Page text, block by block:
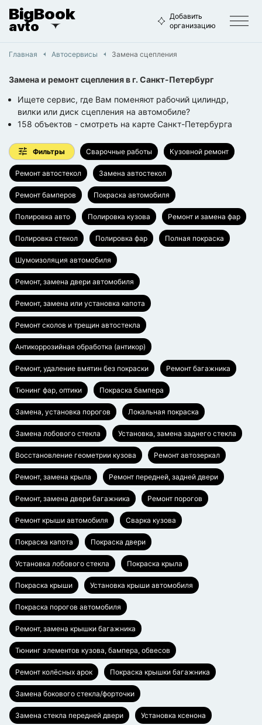
BigBook
avto
Добавить
организацию
Главная Автосервисы Замена сцепления
Замена и ремонт сцепленияв г. Санкт-Петербург
Ищете сервис, где Вам поменяют рабочий цилиндр,
вилки или диск сцепления на автомобиле?
158 объектов - смотреть на карте Санкт-Петербурга
Фильтры Сварочные работы Кузовной ремонт
Ремонт автостекол Замена автостекол
Ремонт бамперов Покраска автомобиля
Полировка авто Полировка кузова Ремонт и замена фар
Полировка стекол Полировка фар Полная покраска
Шумоизоляция автомобиля
Ремонт, замена двери автомобиля
Ремонт, замена или установка капота
Ремонт сколов и трещин автостекла
Антикоррозийная обработка (антикор)
Ремонт, удаление вмятин без покраски Ремонт багажника
Тюнинг фар, оптики Покраска бампера
Замена, установка порогов Локальная покраска
Замена лобового стекла Установка, замена заднего стекла
Восстановление геометрии кузова Ремонт автозеркал
Ремонт, замена крыла Ремонт передней, задней двери
Ремонт, замена двери багажника Ремонт порогов
Ремонт крыши автомобиля Сварка кузова
Покраска капота Покраска двери
Установка лобового стекла Покраска крыла
Покраска крыши Установка крыши автомобиля
Покраска порогов автомобиля
Ремонт, замена крышки багажника
Тюнинг элементов кузова, бампера, обвесов
Ремонт колёсных арок Покраска крышки багажника
Замена бокового стекла/форточки
Замена стекла передней двери Установка ксенона